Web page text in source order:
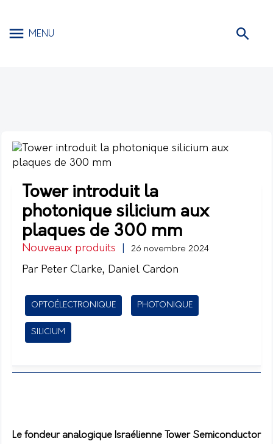
MENU
Tower introduit la
photonique silicium aux
plaques de 300 mm
Nouveaux produits 26 novembre 2024
Par Peter Clarke, Daniel Cardon
OPTOÉLECTRONIQUE PHOTONIQUE
SILICIUM
Le fondeur analogique Israélienne Tower Semiconductor